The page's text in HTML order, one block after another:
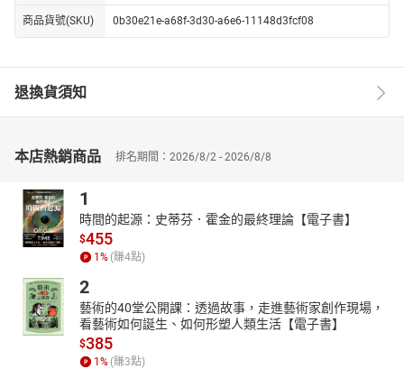
講者：
賴佩霞
術，多年來一直秉持著「活出更良善、更有愛的自己」的承諾。她
敘述一路生命經歷及體悟時，眼神總散發出柔和與喜樂的光彩，演
賴佩霞最大的喜悅來自於服務她所愛的人，而你就是她所愛的人。
關係的十道練習題》
譯作：《失落的幸福經典：影響千萬人的生命法則》。
帶領課程：「愛的運轉力」、「轉念的力量」、「快樂財富零距
離」、「靜心的力量」等。
章節：
13做我自己的主人
14享受站在舞台上的過程
15找到對的方法，走向更豁達的人生
16記憶可能有偏頗，可能性放心裡
商品貨號(SKU) 0b30e21e-a68f-3d30-a6e6-11148d3fcf08
退換貨須知
本店熱銷商品 排名期間：2026/8/2 - 2026/8/8
1
時間的起源：史蒂芬．霍金的最終理論【電子書】
$455
1 % (賺4點)
2
藝術的40堂公開課：透過故事，走進藝術家創作現場，
看藝術如何誕生、如何形塑人類生活【電子書】
$385
1 % (賺3點)